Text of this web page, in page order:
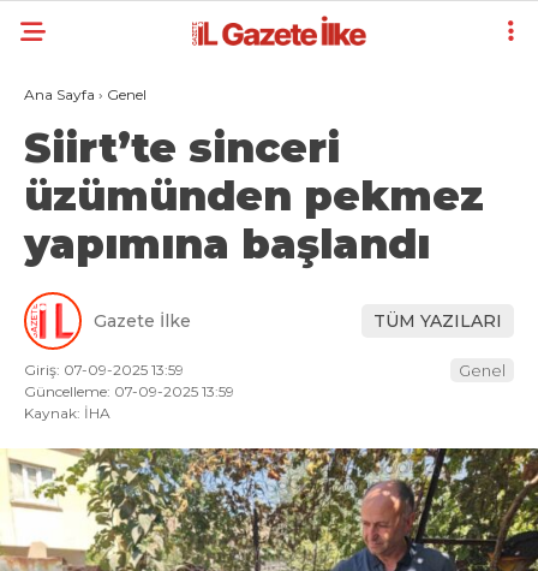
Ana Sayfa › Genel
Siirt’te sinceri
üzümünden pekmez
yapımına başlandı
Gazete İlke TÜM YAZILARI
Giriş: 07-09-2025 13:59
Güncelleme: 07-09-2025 13:59
Kaynak: İHA
Genel